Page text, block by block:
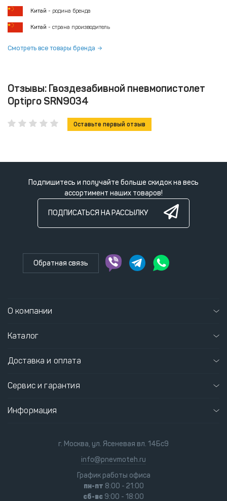
Китай - родина бренда
Китай - страна производитель
Смотреть все товары бренда
Отзывы: Гвоздезабивной пневмопистолет
Optipro SRN9034
Оставьте первый отзыв
Подпишитесь и получайте больше скидок на весь
ассортимент наших товаров!
ПОДПИСАТЬСЯ НА РАССЫЛКУ
Обратная связь
О компании
Каталог
Доставка и оплата
Сервис и гарантия
Информация
г. Москва, ул. Ясеневая вл. 14Бс9
info@pnevmoteh.ru
График работы офиса
пн-пт 8:00 - 21:00
сб-вс 9:00 - 18:00